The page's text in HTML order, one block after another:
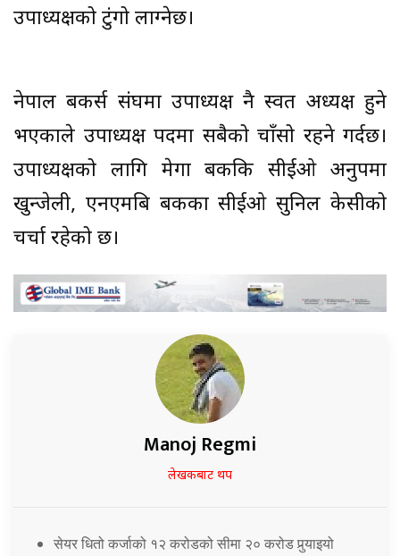
उपाध्यक्षको टुंगो लाग्नेछ।
नेपाल बैंकर्स संघमा उपाध्यक्ष नै स्वत अध्यक्ष हुने
भएकाले उपाध्यक्ष पदमा सबैको चाँसो रहने गर्दछ।
उपाध्यक्षको लागि मेगा बैंककि सीईओ अनुपमा
खुन्जेली, एनएमबि बैंकका सीईओ सुनिल केसीको
चर्चा रहेको छ।
Manoj Regmi
लेखकबाट थप
सेयर धितो कर्जाको १२ करोडको सीमा २० करोड पुर्‍याइयो